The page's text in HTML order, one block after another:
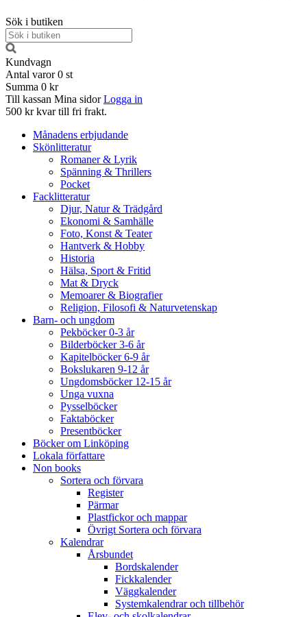
Sök i butiken
Kundvagn
Antal varor 0 st
Summa 0 kr
Till kassan Mina sidor Logga in
500 kr kvar till fri frakt.
Månadens erbjudande
Skönlitteratur
Romaner & Lyrik
Spänning & Thrillers
Pocket
Facklitteratur
Djur, Natur & Trädgård
Ekonomi & Samhälle
Foto, Konst & Teater
Hantverk & Hobby
Historia
Hälsa, Sport & Fritid
Mat & Dryck
Memoarer & Biografier
Religion, Filosofi & Naturvetenskap
Barn- och ungdom
Pekböcker 0-3 år
Bilderböcker 3-6 år
Kapitelböcker 6-9 år
Bokslukaren 9-12 år
Ungdomsböcker 12-15 år
Unga vuxna
Pysselböcker
Faktaböcker
Presentböcker
Böcker om Linköping
Lokala författare
Non books
Sortera och förvara
Register
Pärmar
Plastfickor och mappar
Övrigt Sortera och förvara
Kalendrar
Årsbundet
Bordskalender
Fickkalender
Väggkalender
Systemkalendrar och tillbehör